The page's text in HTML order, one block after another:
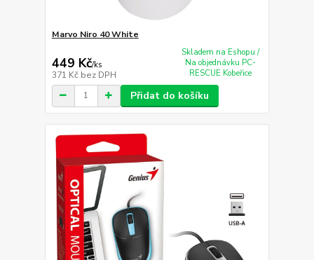
Marvo Niro 40 White
449 Kč/ks
371 Kč bez DPH
Skladem na Eshopu /
Na objednávku PC-
RESCUE Kobeřice
Přidat do košíku